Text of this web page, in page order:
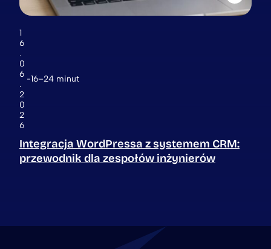
1
6
.
0
6
.
2
0
2
6
16–24 minut
Integracja WordPressa z systemem CRM:
przewodnik dla zespołów inżynierów